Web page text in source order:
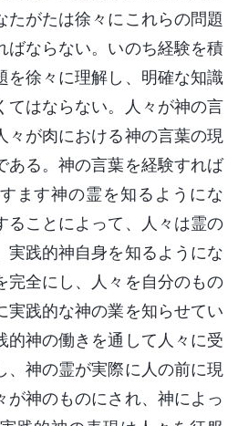
たがたは徐々にこれらの問題
ばならない。いのち経験を積
を徐々に理解し、明確な知識
てはならない。人々が神の言
々が肉における神の言葉の現
ある。神の言葉を経験すれば
ます神の霊を知るようにな
ることによって、人々は霊の
実践的神自身を知るようにな
完全にし、人々を自分のもの
実践的な神の業を知らせてい
的神の働きを通して人々に受
、神の霊が実際に人の前に現
が神のものにされ、神によっ